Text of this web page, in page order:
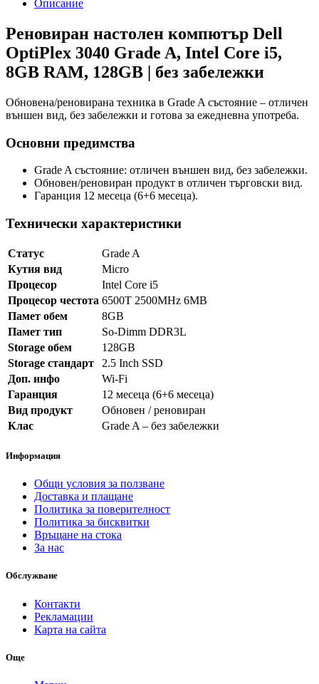
Описание
Реновиран настолен компютър Dell
OptiPlex 3040 Grade A, Intel Core i5,
8GB RAM, 128GB | без забележки
Обновена/реновирана техника в Grade A състояние – отличен
външен вид, без забележки и готова за ежедневна употреба.
Основни предимства
Grade A състояние: отличен външен вид, без забележки.
Обновен/реновиран продукт в отличен търговски вид.
Гаранция 12 месеца (6+6 месеца).
Технически характеристики
Статус
Grade A
Кутия вид
Micro
Процесор
Intel Core i5
Процесор честота 6500T 2500MHz 6MB
Памет обем
8GB
Памет тип
So-Dimm DDR3L
Storage обем
128GB
Storage стандарт
2.5 Inch SSD
Доп. инфо
Wi-Fi
Гаранция
12 месеца (6+6 месеца)
Вид продукт
Обновен / реновиран
Клас
Grade A – без забележки
Информация
Общи условия за ползване
Доставка и плащане
Политика за поверителност
Политика за бисквитки
Връщане на стока
За нас
Обслужване
Контакти
Рекламации
Карта на сайта
Още